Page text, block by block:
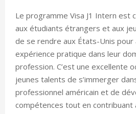
Le programme Visa J1 Intern est
aux étudiants étrangers et aux
de se rendre aux États-Unis pour
expérience pratique dans leur
profession. C’est une excellente
jeunes talents de s’immerger
professionnel américain et de
compétences tout en contribuant